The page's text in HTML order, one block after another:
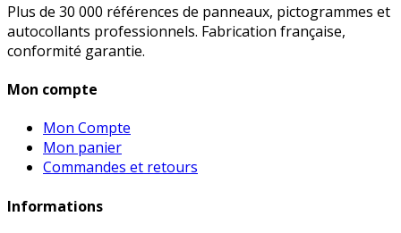
Plus de 30 000 références de panneaux, pictogrammes et
autocollants professionnels. Fabrication française,
conformité garantie.
Mon compte
Mon Compte
Mon panier
Commandes et retours
Informations